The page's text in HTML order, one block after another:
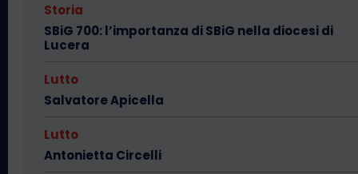
Storia
SBiG 700: l’importanza di SBiG nella diocesi di
Lucera
Lutto
Salvatore Apicella
Lutto
Antonietta Circelli